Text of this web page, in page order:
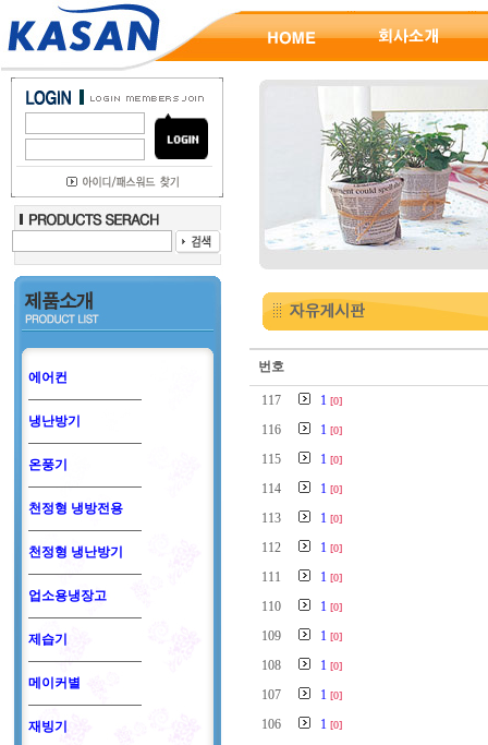
에어컨
냉난방기
온풍기
천정형 냉방전용
천정형 냉난방기
업소용냉장고
제습기
메이커별
재빙기
번호
117 1 [0]
116 1 [0]
115 1 [0]
114 1 [0]
113 1 [0]
112 1 [0]
111 1 [0]
110 1 [0]
109 1 [0]
108 1 [0]
107 1 [0]
106 1 [0]